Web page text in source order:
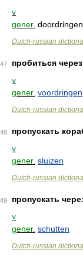
v
gener.
Dutch-russian
47
пробиться через
v
gener. voordringen
Dutch-russian
48
пропускать
v
gener. sluizen
Dutch-russian
49
пропускать
v
gener. schutten
Dutch-russian